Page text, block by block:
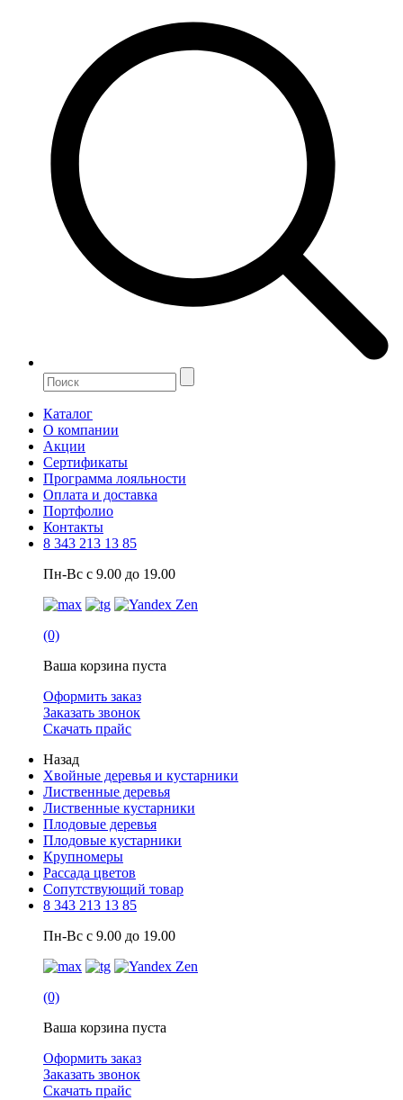
Каталог
О компании
Акции
Сертификаты
Программа лояльности
Оплата и доставка
Портфолио
Контакты
8 343 213 13 85
Пн-Вс с 9.00 до 19.00
(0)
Ваша корзина пуста
Оформить заказ
Заказать звонок
Скачать прайс
Назад
Хвойные деревья и кустарники
Лиственные деревья
Лиственные кустарники
Плодовые деревья
Плодовые кустарники
Крупномеры
Рассада цветов
Сопутствующий товар
8 343 213 13 85
Пн-Вс с 9.00 до 19.00
(0)
Ваша корзина пуста
Оформить заказ
Заказать звонок
Скачать прайс